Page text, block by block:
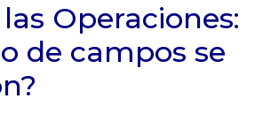
Operaciones:
de campos se